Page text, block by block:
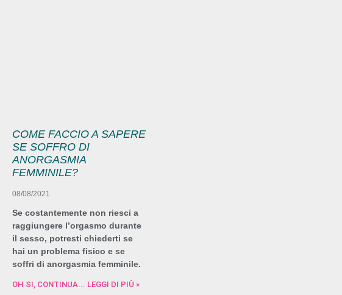
COME FACCIO A SAPERE
SE SOFFRO DI
ANORGASMIA
FEMMINILE?
08/08/2021
Se costantemente non riesci a
raggiungere l’orgasmo durante
il sesso, potresti chiederti se
hai un problema fisico e se
soffri di anorgasmia femminile.
OH SI, CONTINUA... LEGGI DI PIÙ »